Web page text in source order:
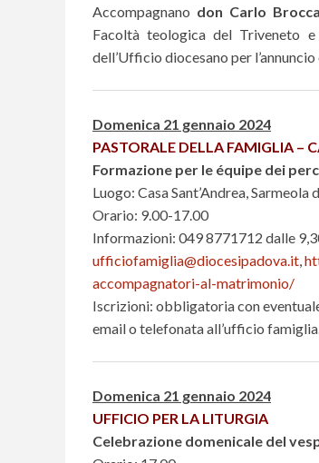
Accompagnano don Carlo
Facoltà teologica del Triveneto
dell’Ufficio diocesano per l’annuncio
Domenica 21 gennaio 2024
PASTORALE DELLA FAMIGLIA –
Formazione per le équipe dei
Luogo: Casa Sant’Andrea, Sarmeola
Orario: 9.00-17.00
Informazioni: 049 8771712 dalle
ufficiofamiglia@diocesipadova.it
accompagnatori-al-matrimonio/
Iscrizioni: obbligatoria con
email o telefonata all’ufficio famiglia.
Domenica 21 gennaio 2024
UFFICIO PER LA LITURGIA
Celebrazione domenicale del